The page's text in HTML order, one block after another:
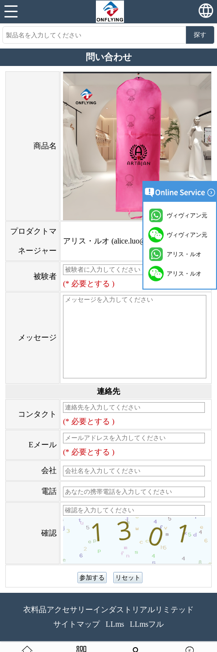
探す
問い合わせ
商品名
プロダクトマ
ネージャー
アリス・ルオ (alice.luo@onflyingcn.com)
被験者
(* 必要とする )
メッセージ
連絡先
コンタクト
(* 必要とする )
Eメール
(* 必要とする )
会社
電話
確認
衣料品アクセサリーインダストリアルリミテッド
サイトマップ
LLms LLmsフル
ヴィヴィアン元
ヴィヴィアン元
アリス・ルオ
アリス・ルオ